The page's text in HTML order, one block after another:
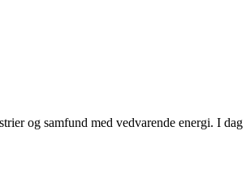
og samfund med vedvarende energi. I